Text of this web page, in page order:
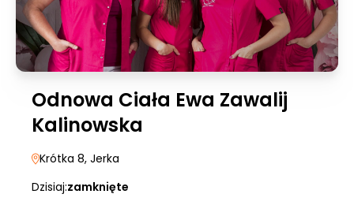
Odnowa Ciała Ewa Zawalij
Kalinowska
Krótka 8, Jerka
Dzisiaj:zamknięte